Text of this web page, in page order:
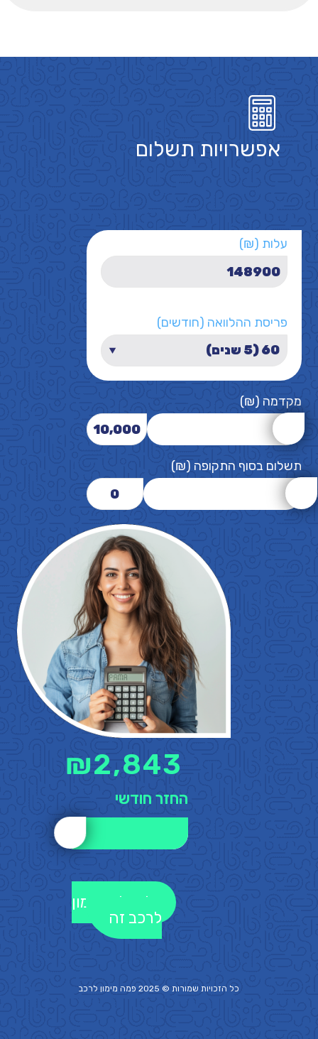
אפשרויות תשלום
עלות (₪)
פריסת ההלוואה (חודשים)
מקדמה (₪)
10,000
תשלום בסוף התקופה (₪)
0
2,843
₪
החזר חודשי
לקבלת מימון
לרכב זה
כל הזכויות שמורות © 2025 פמה מימון לרכב